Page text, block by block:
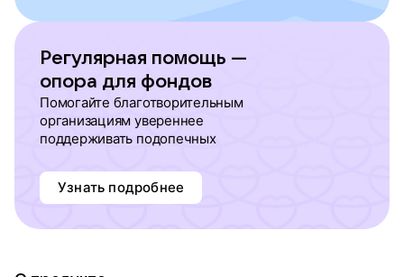
Регулярная помощь —
опора для фондов
Помогайте благотворительным
организациям увереннее
поддерживать подопечных
Узнать подробнее